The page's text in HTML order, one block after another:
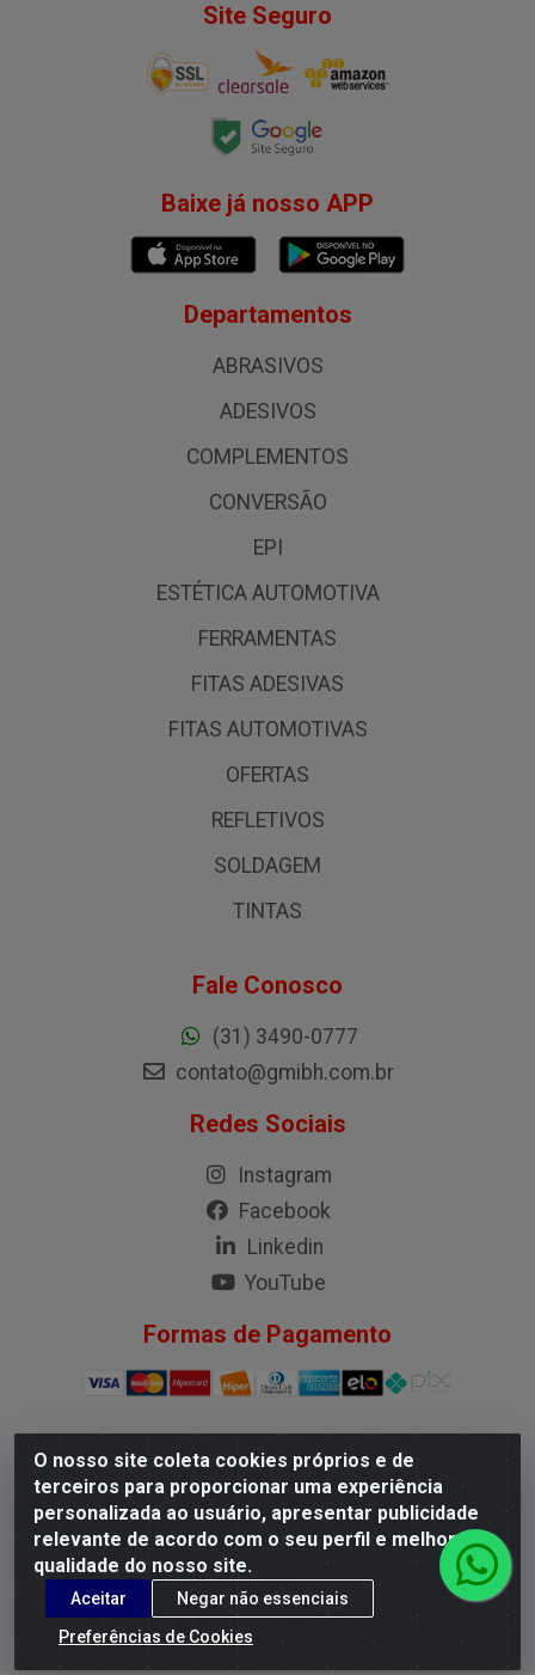
O nosso site coleta cookies próprios e de
terceiros para proporcionar uma experiência
personalizada ao usuário, apresentar publicidade
relevante de acordo com o seu perfil e melhorar a
qualidade do nosso site.
Aceitar
Negar não essenciais
Preferências de Cookies
Site Seguro
Baixe já nosso APP
Departamentos
ABRASIVOS
ADESIVOS
COMPLEMENTOS
CONVERSÃO
EPI
ESTÉTICA AUTOMOTIVA
FERRAMENTAS
FITAS ADESIVAS
FITAS AUTOMOTIVAS
OFERTAS
REFLETIVOS
SOLDAGEM
TINTAS
Fale Conosco
(31) 3490-0777
contato@gmibh.com.br
Redes Sociais
Instagram
Facebook
Linkedin
YouTube
Formas de Pagamento
G.M.I. Distribuidora LTDA - Rua Conselheiro Pena, 50 - Santa
Branca, Belo Horizonte/MG - CEP 31.710-150 - CNPJ
04.098.359/0001-02